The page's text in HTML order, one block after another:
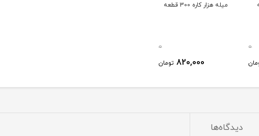
0
میله هزار کاره 300 قطعه
0
820,000 تومان
دیدگاه‌ها